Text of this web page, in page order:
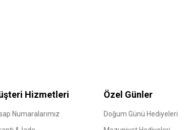
Hizmetleri
Numaralarımız
Özel Günler
Doğum Günü Hediyeleri